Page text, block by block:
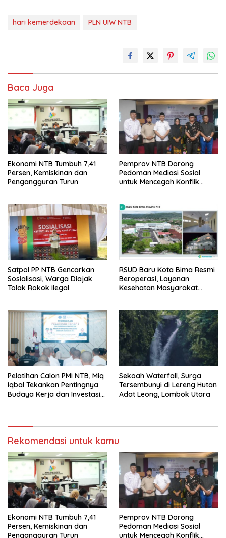
hari kemerdekaan PLN UIW NTB
Baca Juga
Ekonomi NTB Tumbuh 7,41
Persen, Kemiskinan dan
Pengangguran Turun
Pemprov NTB Dorong
Pedoman Mediasi Sosial
untuk Mencegah Konflik
Satpol PP NTB Gencarkan
Sosialisasi, Warga Diajak
Tolak Rokok Ilegal
RSUD Baru Kota Bima Resmi
Beroperasi, Layanan
Kesehatan Masyarakat
Pelatihan Calon PMI NTB, Miq
Iqbal Tekankan Pentingnya
Budaya Kerja dan Investasi
Sekoah Waterfall, Surga
Tersembunyi di Lereng Hutan
Adat Leong, Lombok Utara
Rekomendasi untuk kamu
Ekonomi NTB Tumbuh 7,41
Persen, Kemiskinan dan
Pengangguran Turun
Pemprov NTB Dorong
Pedoman Mediasi Sosial
untuk Mencegah Konflik